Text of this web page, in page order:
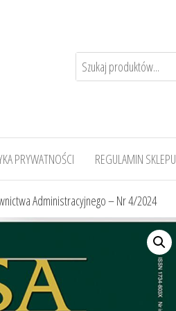
PRYWATNOŚCI REGULAMIN SKLEPU
Administracyjnego – Nr 4/2024